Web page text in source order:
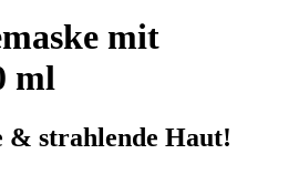
mit
ml
& strahlende Haut!